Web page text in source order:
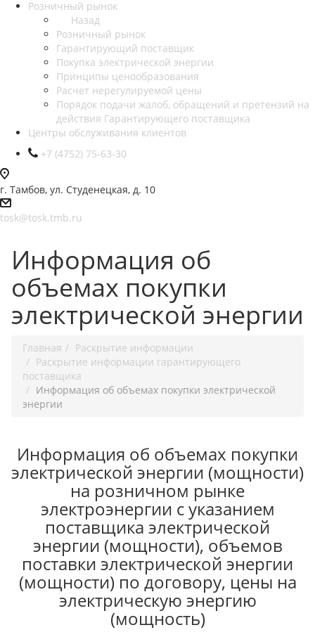
Розничный рынок
Назад
Розничный рынок
Гарантирующий поставщик
Покупка электрической энергии
Принципы ценообразования
Расчет нерегулируемой цены
Порядок подачи жалоб, обращений и претензий на
действия Гарантирующего поставщика
Центры обслуживания клиентов
+7 (4752) 75-63-30
г. Тамбов, ул. Студенецкая, д. 10
tosk@tosk.tmb.ru
Информация об
объемах покупки
электрической энергии
Главная
Раскрытие информации
Раскрытие информации гарантирующего
поставщика
Информация об объемах покупки электрической
энергии
Информация об объемах покупки
электрической энергии (мощности)
на розничном рынке
электроэнергии с указанием
поставщика электрической
энергии (мощности), объемов
поставки электрической энергии
(мощности) по договору, цены на
электрическую энергию
(мощность)